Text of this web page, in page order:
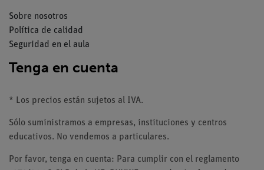
Sobre nosotros
Política de calidad
Seguridad en el aula
Tenga en cuenta
* Los precios están sujetos al IVA.
Sólo suministramos a empresas, instituciones y centros
educativos. No vendemos a particulares.
Por favor, tenga en cuenta: Para cumplir con el reglamento